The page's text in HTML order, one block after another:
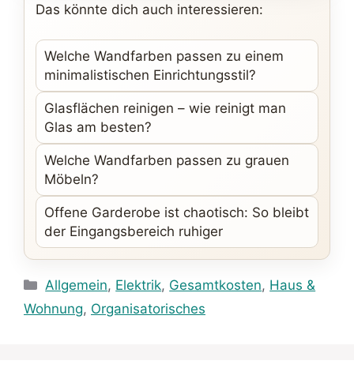
Das könnte dich auch interessieren:
Welche Wandfarben passen zu einem
minimalistischen Einrichtungsstil?
Glasflächen reinigen – wie reinigt man
Glas am besten?
Welche Wandfarben passen zu grauen
Möbeln?
Offene Garderobe ist chaotisch: So bleibt
der Eingangsbereich ruhiger
Kategorien
Allgemein, Elektrik, Gesamtkosten, Haus &
Wohnung, Organisatorisches